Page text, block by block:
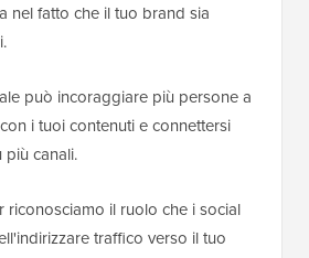
nel fatto che il tuo brand sia
può incoraggiare più persone a
i tuoi contenuti e connettersi
canali.
riconosciamo il ruolo che i social
traffico verso il tuo